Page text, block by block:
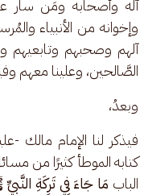
آله وأصحابه ومَن سار
وإخوانه من الأنبياء
آلهم وصحبهم وتابعيهم
الصَّالحين، وعلينا معهم
وبعدُ،
فيذكر لنا الإمام مالك -
كتابه الموطأ كثيرًا من
الباب مَا جَاءَ فِي تَرِكَةِ